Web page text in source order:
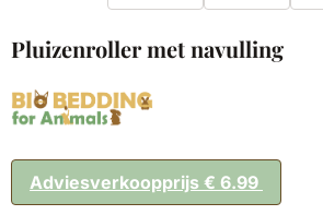
Pluizenroller met navulling
Adviesverkoopprijs € 6.99